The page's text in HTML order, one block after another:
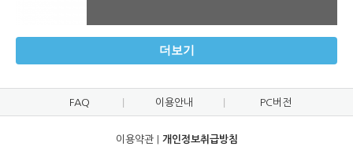
더보기
FAQ 이용안내 PC버전
이용약관| 개인정보취급방침